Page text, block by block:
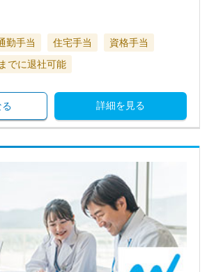
勤手当 住宅手当
資格手当
でに退社可能
詳細を見る